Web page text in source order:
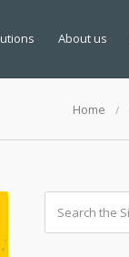
About us
Home